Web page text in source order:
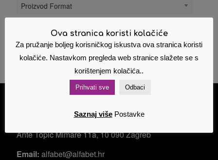
Proizvod Format
Ante Topić Mimare 11a, 10 090 Zagreb
Email: alfabet@alfabet.hr
Ova stranica koristi kolačiće
Za pružanje boljeg korisničkog iskustva ova stranica koristi
kolačiće. Nastavkom pregleda web stranice slažete se s
korištenjem kolačića..
Prihvati sve Odbaci
Saznaj više Postavke